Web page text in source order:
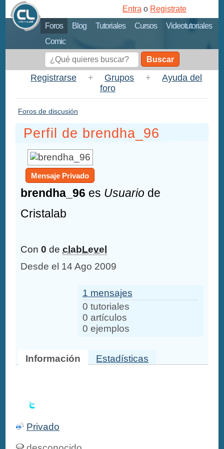
Foros Blog Tutoriales Cursos
Videotutoriales
Comic
Entra o Registrate
Buscar
Registrarse + Grupos +
Ayuda del
foro
Foros de discusión
Perfil de brendha_96
Mensaje Privado
brendha_96 es Usuario de
Cristalab
Con0 declabLevel
Desde el 14 Ago 2009
1 mensajes
0 tutoriales
0 artículos
0 ejemplos
Información Estadísticas
Privado